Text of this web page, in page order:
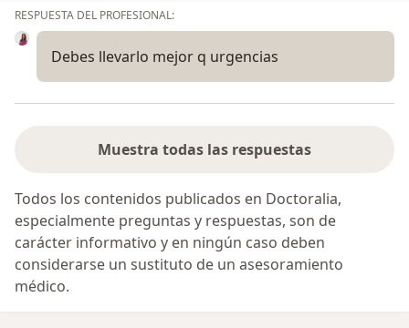
RESPUESTA DEL PROFESIONAL:
Debes llevarlo mejor q urgencias
Muestra todas las respuestas
Todos los contenidos publicados en Doctoralia,
especialmente preguntas y respuestas, son de
carácter informativo y en ningún caso deben
considerarse un sustituto de un asesoramiento
médico.